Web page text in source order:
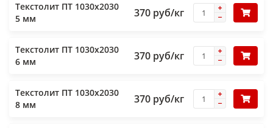
Текстолит ПТ 1030х2030
5 мм
370 руб/кг
Текстолит ПТ 1030х2030
6 мм
370 руб/кг
Текстолит ПТ 1030х2030
8 мм
370 руб/кг